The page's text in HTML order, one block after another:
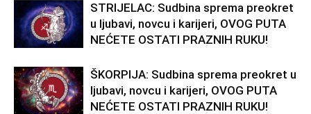
STRIJELAC: Sudbina sprema preokret
u ljubavi, novcu i karijeri, OVOG PUTA
NEĆETE OSTATI PRAZNIH RUKU!
ŠKORPIJA: Sudbina sprema preokret u
ljubavi, novcu i karijeri, OVOG PUTA
NEĆETE OSTATI PRAZNIH RUKU!